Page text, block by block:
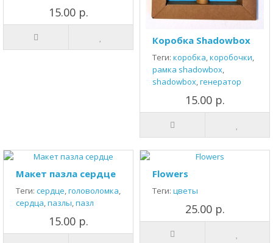
15.00 р.
Коробка Shadowbox
Теги: коробка,коробочки,
рамка shadowbox,
shadowbox,генератор
15.00 р.
Макет пазла сердце
Теги: сердце,головоломка,
сердца,пазлы,пазл
15.00 р.
Flowers
Теги: цветы
25.00 р.